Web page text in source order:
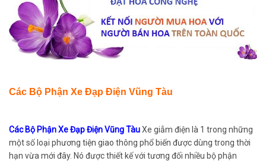
Các Bộ Phận Xe Đạp Điện Vũng Tàu
Các Bộ Phận Xe Đạp Điện Vũng TàuXe giẫm điện là 1 trong những
một số loại phương tiện giao thông phổ biến được dùng trong thời
hạn vừa mới đây. Nó được thiết kế với tương đối nhiều bộ phận